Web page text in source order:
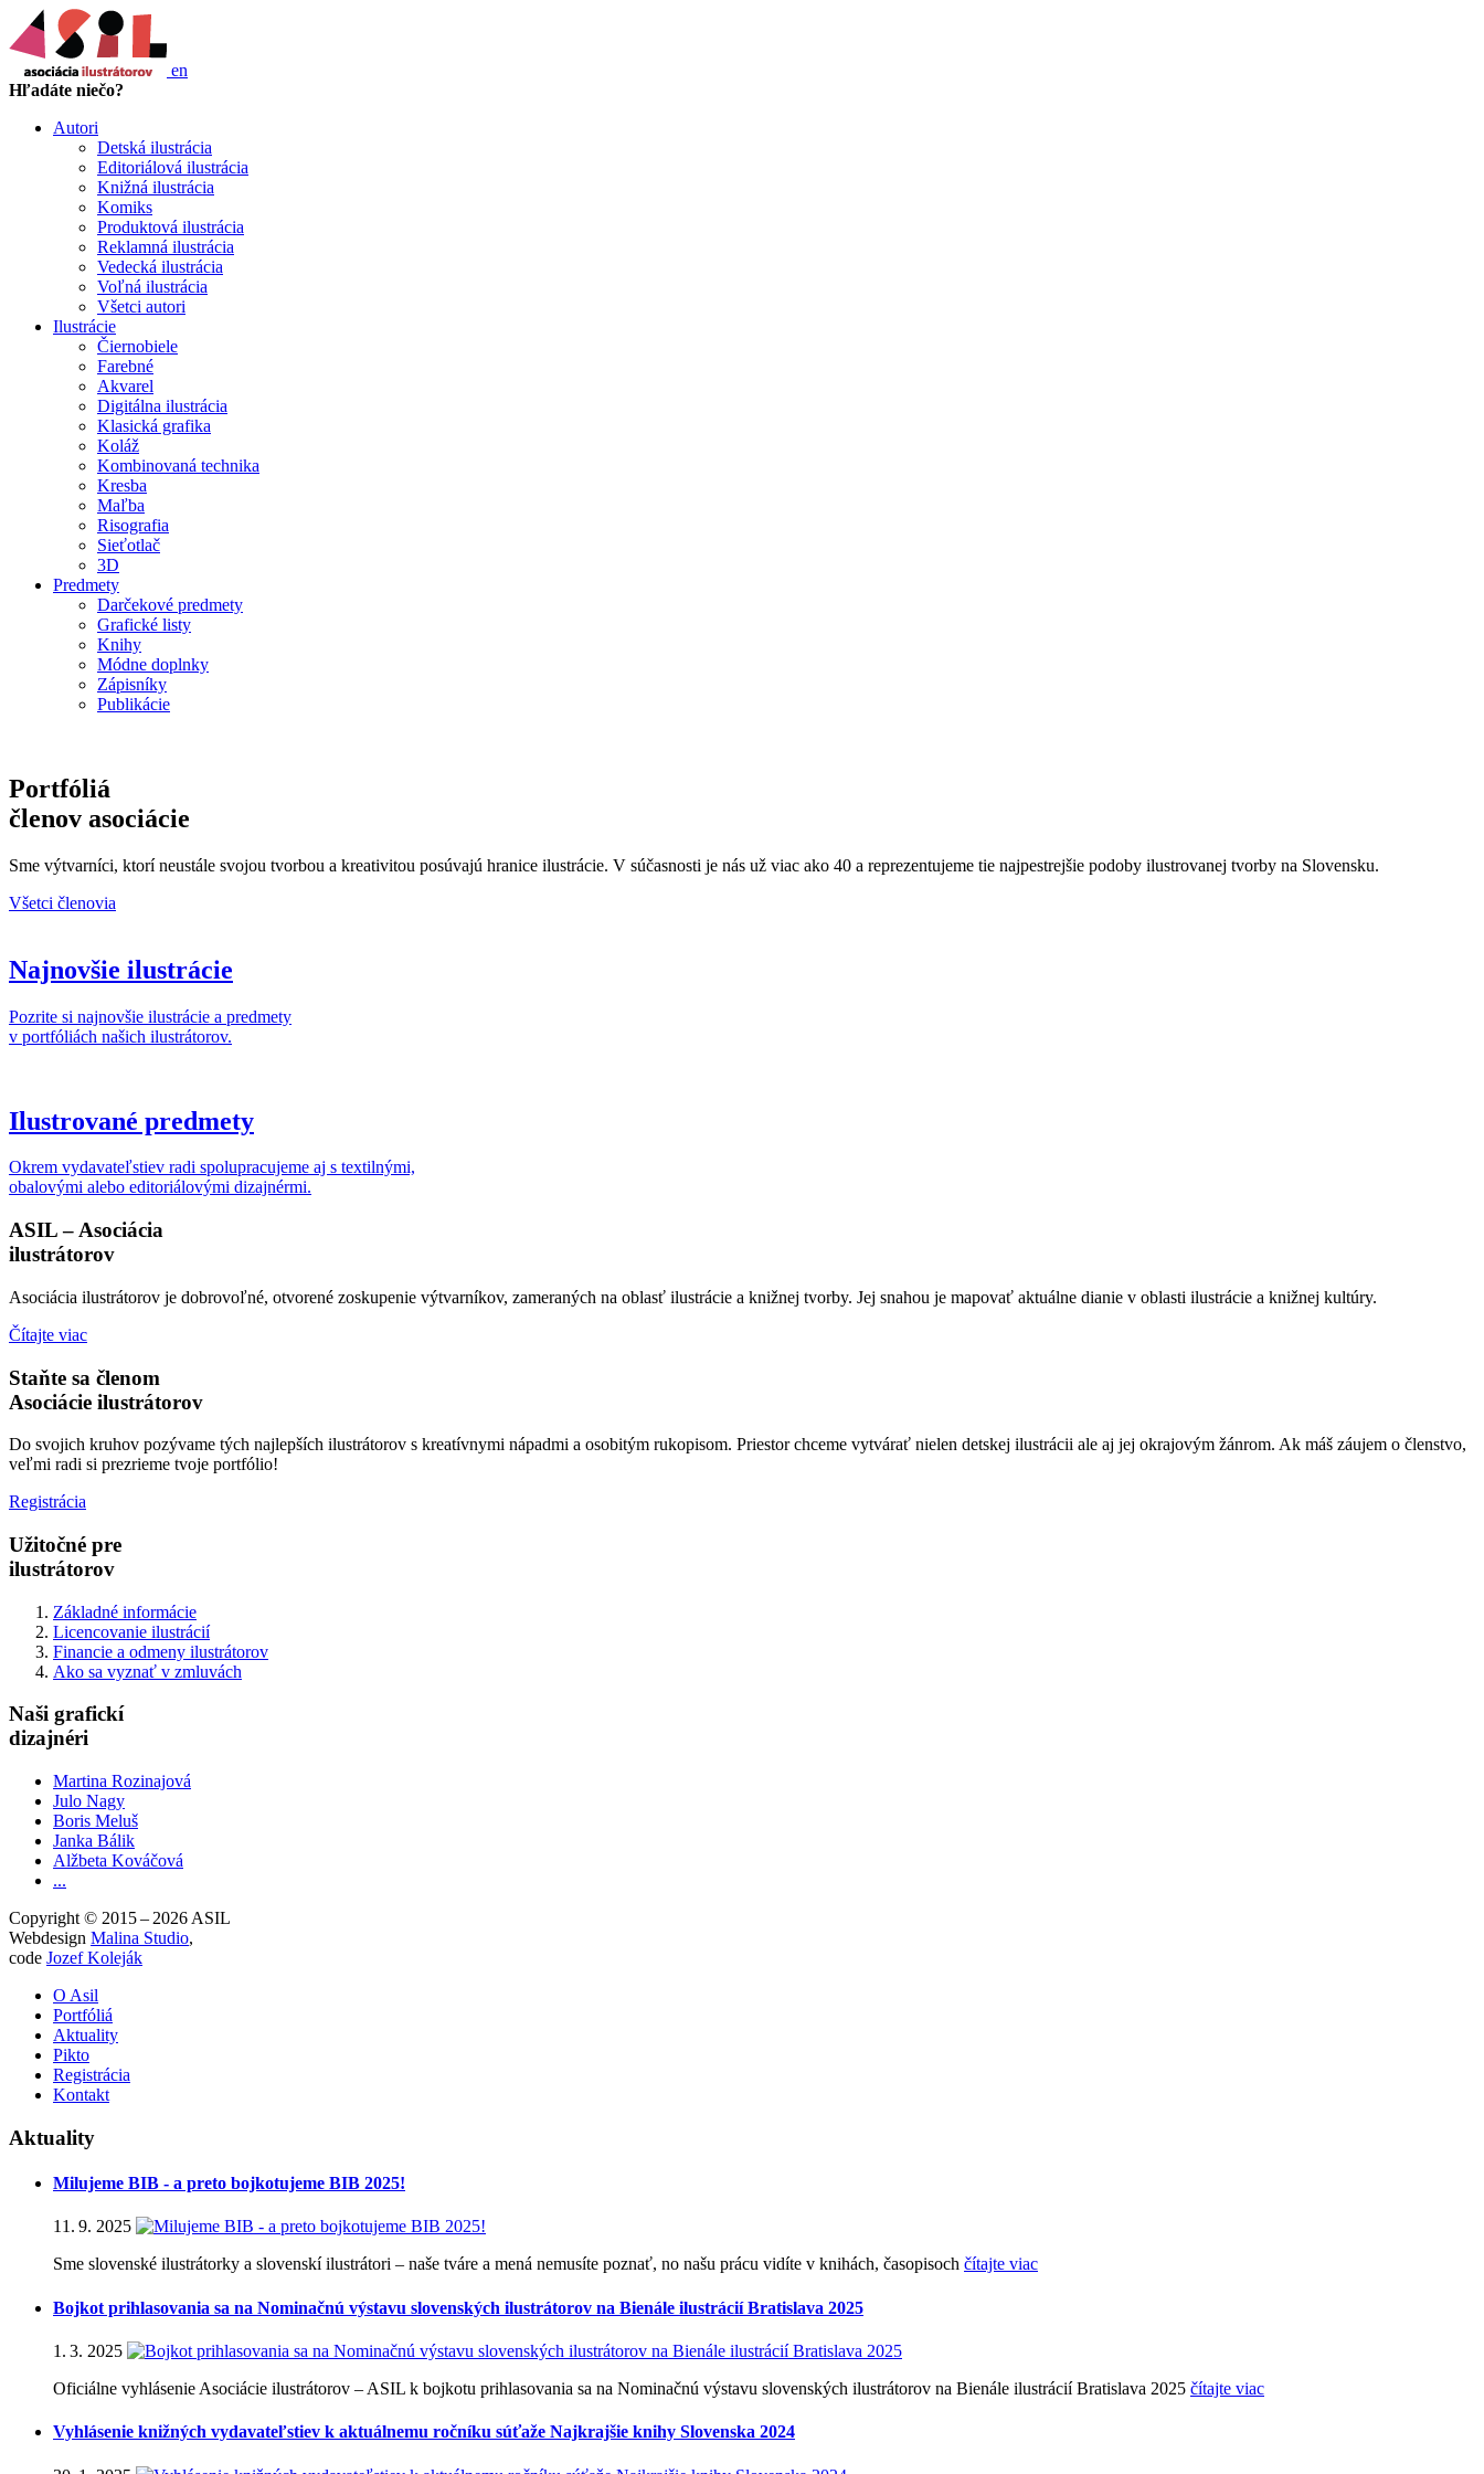
en
Hľadáte niečo?
Autori
Detská ilustrácia
Editoriálová ilustrácia
Knižná ilustrácia
Komiks
Produktová ilustrácia
Reklamná ilustrácia
Vedecká ilustrácia
Voľná ilustrácia
Všetci autori
Ilustrácie
Čiernobiele
Farebné
Akvarel
Digitálna ilustrácia
Klasická grafika
Koláž
Kombinovaná technika
Kresba
Maľba
Risografia
Sieťotlač
3D
Predmety
Darčekové predmety
Grafické listy
Knihy
Módne doplnky
Zápisníky
Publikácie
Portfóliá
členov asociácie
Sme výtvarníci, ktorí neustále svojou tvorbou a kreativitou posúvajú hranice ilustrácie. V súčasnosti je nás už viac ako 40 a reprezentujeme tie najpestrejšie podoby ilustrovanej tvorby na Slovensku.
Všetci členovia
Najnovšie ilustrácie
Pozrite si najnovšie ilustrácie a predmety
v portfóliách našich ilustrátorov.
Ilustrované predmety
Okrem vydavateľstiev radi spolupracujeme aj s textilnými,
obalovými alebo editoriálovými dizajnérmi.
ASIL – Asociácia
ilustrátorov
Asociácia ilustrátorov je dobrovoľné, otvorené zoskupenie výtvarníkov, zameraných na oblasť ilustrácie a knižnej tvorby. Jej snahou je mapovať aktuálne dianie v oblasti ilustrácie a knižnej kultúry.
Čítajte viac
Staňte sa členom
Asociácie ilustrátorov
Do svojich kruhov pozývame tých najlepších ilustrátorov s kreatívnymi nápadmi a osobitým rukopisom. Priestor chceme vytvárať nielen detskej ilustrácii ale aj jej okrajovým žánrom. Ak máš záujem o členstvo,
veľmi radi si prezrieme tvoje portfólio!
Registrácia
Užitočné pre
ilustrátorov
Základné informácie
Licencovanie ilustrácií
Financie a odmeny ilustrátorov
Ako sa vyznať v zmluvách
Naši grafickí
dizajnéri
Martina Rozinajová
Julo Nagy
Boris Meluš
Janka Bálik
Alžbeta Kováčová
...
Copyright © 2015 – 2026 ASIL
Webdesign Malina Studio,
code Jozef Koleják
O Asil
Portfóliá
Aktuality
Pikto
Registrácia
Kontakt
Aktuality
Milujeme BIB - a preto bojkotujeme BIB 2025!
11. 9. 2025
Sme slovenské ilustrátorky a slovenskí ilustrátori – naše tváre a mená nemusíte poznať, no našu prácu vidíte v knihách, časopisoch čítajte viac
Bojkot prihlasovania sa na Nominačnú výstavu slovenských ilustrátorov na Bienále ilustrácií Bratislava 2025
1. 3. 2025
Oficiálne vyhlásenie Asociácie ilustrátorov – ASIL k bojkotu prihlasovania sa na Nominačnú výstavu slovenských ilustrátorov na Bienále ilustrácií Bratislava 2025 čítajte viac
Vyhlásenie knižných vydavateľstiev k aktuálnemu ročníku súťaže Najkrajšie knihy Slovenska 2024